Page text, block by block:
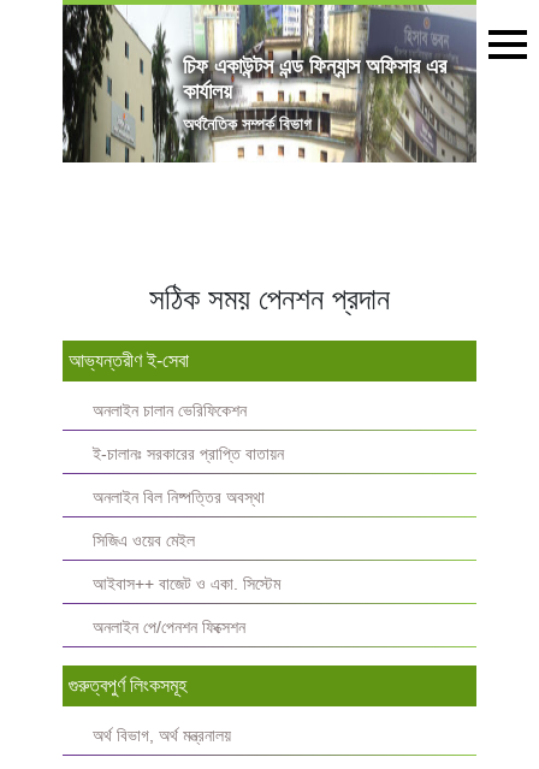
চিফ একাউন্টস এন্ড ফিন্যান্স অফিসার এর
কার্যালয়
অৰ্থনৈতিক সম্পর্ক বিভাগ
সঠিক সময় পেনশন প্রদান
আভ্যন্তরীণ ই-সেবা
অনলাইন চালান ভেরিফিকেশন
ই-চালানঃ সরকারের প্রাপ্তি বাতায়ন
অনলাইন বিল নিষ্পত্তির অবস্থা
সিজিএ ওয়েব মেইল
আইবাস++ বাজেট ও একা. সিস্টেম
অনলাইন পে/পেনশন ফিক্সেশন
গুরুত্বপুর্ণ লিংকসমূহ
অর্থ বিভাগ, অর্থ মন্ত্রনালয়